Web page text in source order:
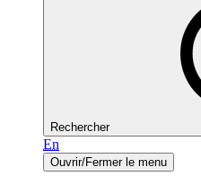
Rechercher
En
Ouvrir/Fermer le menu